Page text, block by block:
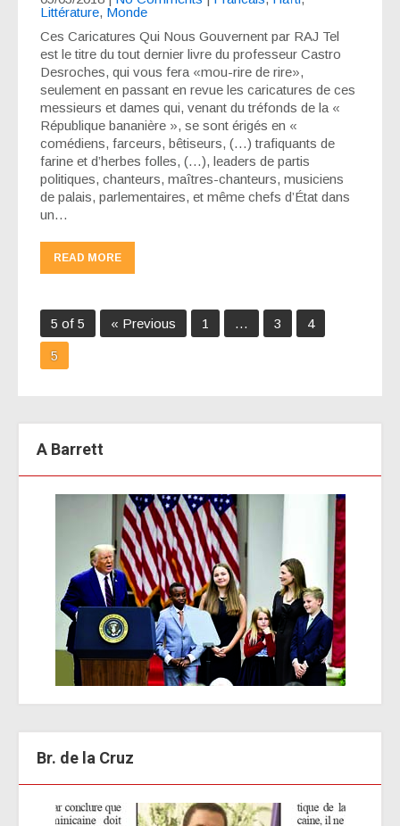
Littérature, Monde
Ces Caricatures Qui Nous Gouvernent par RAJ Tel
est le titre du tout dernier livre du professeur Castro
Desroches, qui vous fera «mou-rire de rire»,
seulement en passant en revue les caricatures de ces
messieurs et dames qui, venant du tréfonds de la «
République bananière », se sont érigés en «
comédiens, farceurs, bêtiseurs, (…) trafiquants de
farine et d’herbes folles, (…), leaders de partis
politiques, chanteurs, maîtres-chanteurs, musiciens
de palais, parlementaires, et même chefs d’État dans
un…
READ MORE
5 of 5 « Previous 1 … 3 4
5
A Barrett
Br. de la Cruz